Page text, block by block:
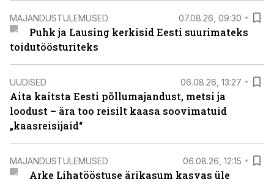
MAJANDUSTULEMUSED 07.08.26, 09:30
Puhk ja Lausing kerkisid Eesti suurimateks
toidutöösturiteks
UUDISED 06.08.26, 13:27
Aita kaitsta Eesti põllumajandust, metsi ja
loodust – ära too reisilt kaasa soovimatuid
„kaasreisijaid“
MAJANDUSTULEMUSED 06.08.26, 12:15
Arke Lihatööstuse ärikasum kasvas üle